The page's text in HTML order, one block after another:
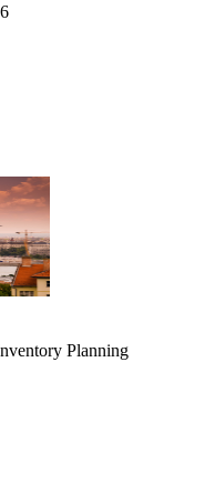
Planning